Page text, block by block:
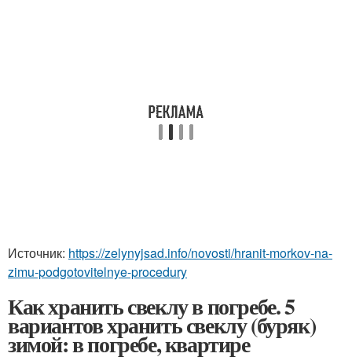
Источник: https://zelynyjsad.info/novosti/hranit-morkov-na-
zimu-podgotovitelnye-procedury
Как хранить свеклу в погребе. 5
вариантов хранить свеклу (буряк)
зимой: в погребе, квартире